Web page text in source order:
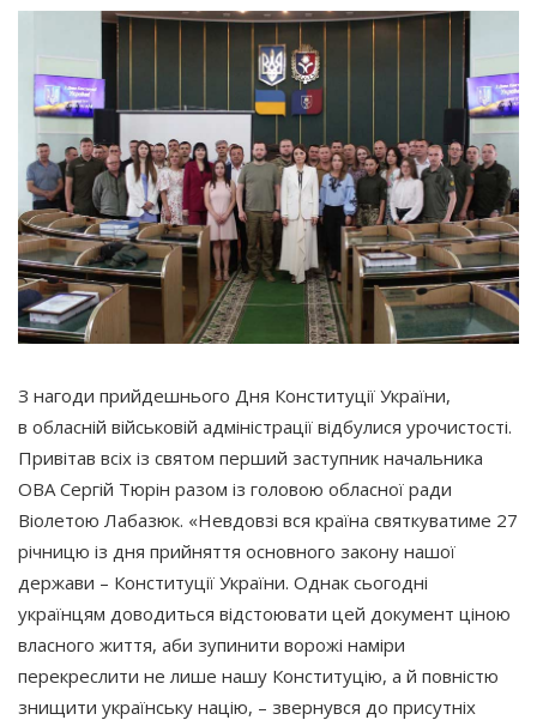
З нагоди прийдешнього Дня Конституції України,
в обласній військовій адміністрації відбулися урочистості.
Привітав всіх із святом перший заступник начальника
ОВА Сергій Тюрін разом із головою обласної ради
Віолетою Лабазюк. «Невдовзі вся країна святкуватиме 27
річницю із дня прийняття основного закону нашої
держави – Конституції України. Однак сьогодні
українцям доводиться відстоювати цей документ ціною
власного життя, аби зупинити ворожі наміри
перекреслити не лише нашу Конституцію, а й повністю
знищити українську націю, – звернувся до присутніх